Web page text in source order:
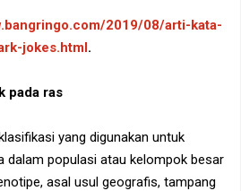
2019/08/arti-kata-
jokes.html.
pada ras
yang digunakan untuk
dalam populasi atau kelompok besar
asal usul geografis, tampang